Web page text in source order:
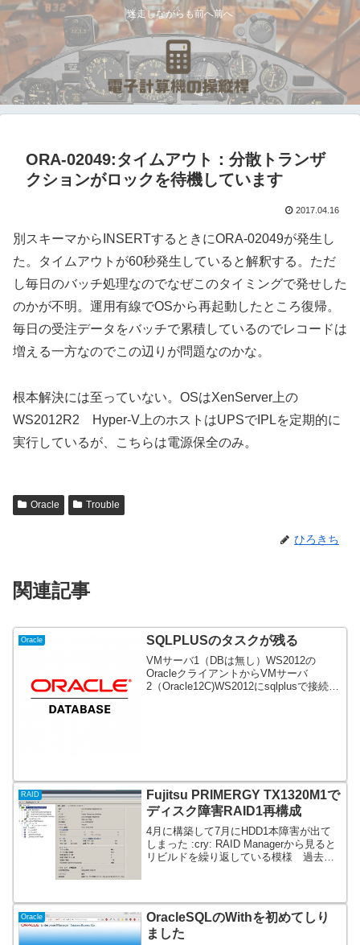
迷走しながらも前へ前へ
ORA-02049:タイムアウト：分散トランザ
クションがロックを待機しています
2017.04.16
別スキーマからINSERTするときにORA-02049が発生し
た。タイムアウトが60秒発生していると解釈する。ただ
し毎日のバッチ処理なのでなぜこのタイミングで発せした
のかが不明。運用有線でOSから再起動したところ復帰。
毎日の受注データをバッチで累積しているのでレコードは
増える一方なのでこの辺りが問題なのかな。
根本解決には至っていない。OSはXenServer上の
WS2012R2 Hyper-V上のホストはUPSでIPLを定期的に
実行しているが、こちらは電源保全のみ。
Oracle Trouble
ひろきち
関連記事
Oracle SQLPLUSのタスクが残る
VMサーバ1（DBは無し）WS2012の
OracleクライアントからVMサーバ
2（Oracle12C)WS2012にsqlplusで接続し
RAID
Fujitsu PRIMERGY TX1320M1で
ディスク障害RAID1再構成
4月に構築して7月にHDD1本障害が出て
しまった :cry: RAID Managerから見ると
リビルドを繰り返している模様 過去HP
Oracle
OracleSQLのWithを初めてしり
ました